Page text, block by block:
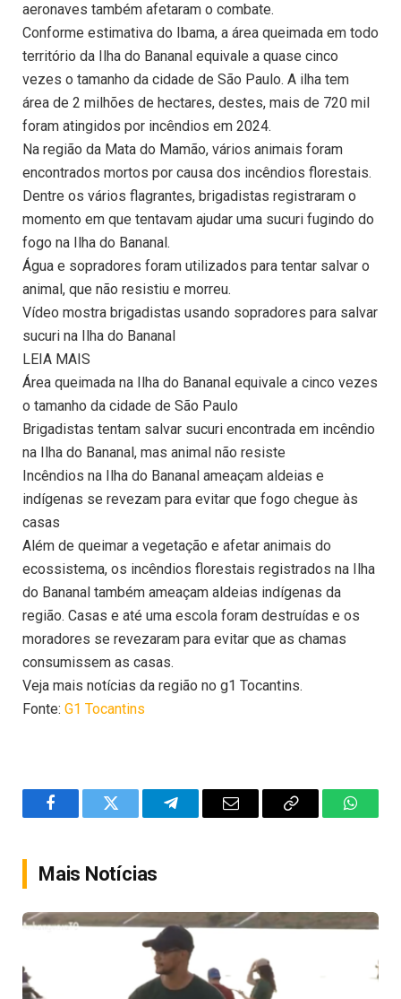
aeronaves também afetaram o combate.
Conforme estimativa do Ibama, a área queimada em todo
território da Ilha do Bananal equivale a quase cinco
vezes o tamanho da cidade de São Paulo. A ilha tem
área de 2 milhões de hectares, destes, mais de 720 mil
foram atingidos por incêndios em 2024.
Na região da Mata do Mamão, vários animais foram
encontrados mortos por causa dos incêndios florestais.
Dentre os vários flagrantes, brigadistas registraram o
momento em que tentavam ajudar uma sucuri fugindo do
fogo na Ilha do Bananal.
Água e sopradores foram utilizados para tentar salvar o
animal, que não resistiu e morreu.
Vídeo mostra brigadistas usando sopradores para salvar
sucuri na Ilha do Bananal
LEIA MAIS
Área queimada na Ilha do Bananal equivale a cinco vezes
o tamanho da cidade de São Paulo
Brigadistas tentam salvar sucuri encontrada em incêndio
na Ilha do Bananal, mas animal não resiste
Incêndios na Ilha do Bananal ameaçam aldeias e
indígenas se revezam para evitar que fogo chegue às
casas
Além de queimar a vegetação e afetar animais do
ecossistema, os incêndios florestais registrados na Ilha
do Bananal também ameaçam aldeias indígenas da
região. Casas e até uma escola foram destruídas e os
moradores se revezaram para evitar que as chamas
consumissem as casas.
Veja mais notícias da região no g1 Tocantins.
Fonte: G1 Tocantins
FacebookTwitter TelegramEmail
Copy
Mais Notícias